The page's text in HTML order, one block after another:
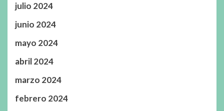
julio 2024
junio 2024
mayo 2024
abril 2024
marzo 2024
febrero 2024